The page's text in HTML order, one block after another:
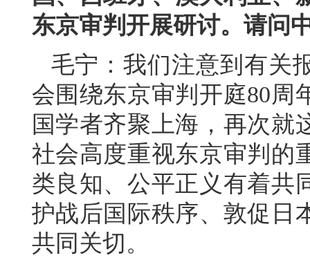
东京审判开展研讨。请问
毛宁：我们注意到有关
会围绕东京审判开庭80周
国学者齐聚上海，再次就
社会高度重视东京审判的
类良知、公平正义有着共
护战后国际秩序、敦促日
共同关切。